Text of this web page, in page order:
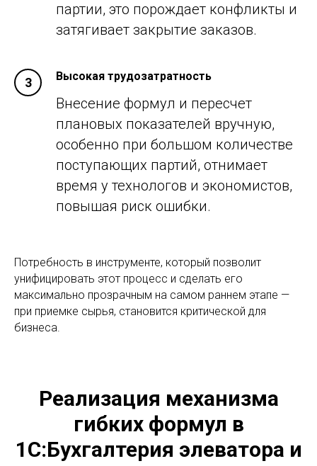
партии, это порождает конфликты и
затягивает закрытие заказов.
Высокая трудозатратность
Внесение формул и пересчет
плановых показателей вручную,
особенно при большом количестве
поступающих партий, отнимает
время у технологов и экономистов,
повышая риск ошибки.
Потребность в инструменте, который позволит
унифицировать этот процесс и сделать его
максимально прозрачным на самом раннем этапе —
при приемке сырья, становится критической для
бизнеса.
Реализация механизма
гибких формул в
1С:Бухгалтерия элеватора и